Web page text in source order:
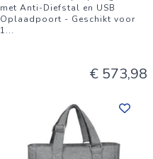
met Anti-Diefstal en USB
Oplaadpoort - Geschikt voor
1...
€ 573,98